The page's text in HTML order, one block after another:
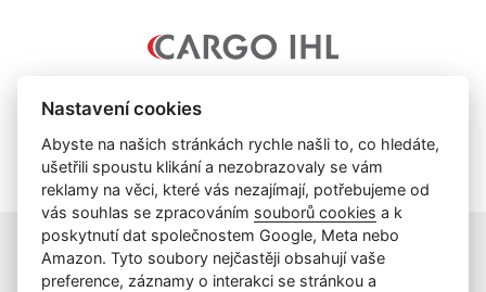
info@cargoprague.cz
Nastavení cookies
Abyste na našich stránkách rychle našli to, co hledáte,
ušetřili spoustu klikání a nezobrazovaly se vám
reklamy na věci, které vás nezajímají, potřebujeme od
vás souhlas se zpracováním souborů cookies a k
poskytnutí dat společnostem Google, Meta nebo
Amazon. Tyto soubory nejčastěji obsahují vaše
preference, záznamy o interakci se stránkou a